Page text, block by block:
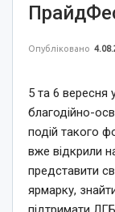
Опубліковано
5 та 6 вересня
благодійно-
подій такого
вже відкрили
представити
ярмарку,